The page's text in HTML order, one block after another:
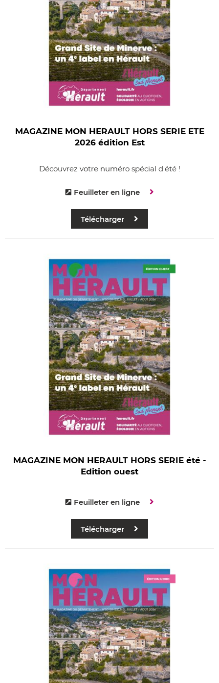
MAGAZINE MON HERAULT HORS SERIE ETE
2026 édition Est
Découvrez votre numéro spécial d'été !
Feuilleter en ligne
Télécharger
MAGAZINE MON HERAULT HORS SERIE été -
Edition ouest
Feuilleter en ligne
Télécharger